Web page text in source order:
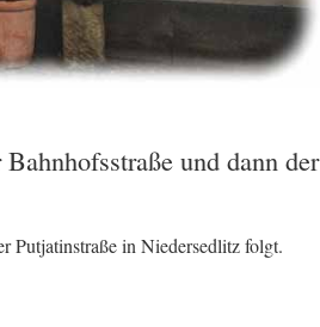
und dann der
Putjatinstraße in Niedersedlitz folgt.